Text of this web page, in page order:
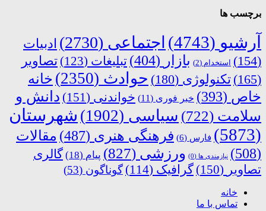
برچسب ها
آرشیو (4743) اجتماعی (2730)
ادبیات
(154)
استخدام (2) بازار (404) تبلیغات (123)
تصاویر
(165)
تکنولوژی (180) حوادث (2350)
خانه
خاص (393) خبر فوری (11) خواندنی (151)
دانش و
سلامت (722) سیاسی (1902)
شهرستان
(5873)
فارس (6) فرهنگی هنری (487)
مقالات
(508)
نیازمندی ها (0) ورزشی (827) پیام (18)
گالری
تصاویر (150) گرافیک (114) گوناگون (53)
خانه
تماس با ما